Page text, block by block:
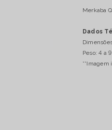
Merkaba
Dados
Peso: 4 a
**Imagem